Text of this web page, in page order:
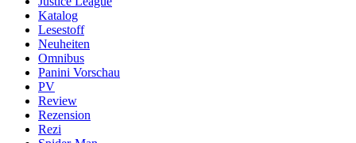
Katalog
Lesestoff
Neuheiten
Omnibus
Panini Vorschau
PV
Review
Rezension
Rezi